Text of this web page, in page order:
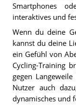
Smartphones
interaktives und
Wenn du deine
kannst du deine
ein Gefühl von
Cycling-Training
gegen
Nutzer auch
dynamisches und